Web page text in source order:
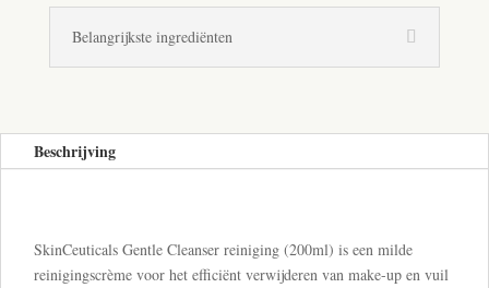
Belangrijkste ingrediënten
Beschrijving
SkinCeuticals Gentle Cleanser reiniging (200ml) is een milde
reinigingscrème voor het efficiënt verwijderen van make-up en vuil